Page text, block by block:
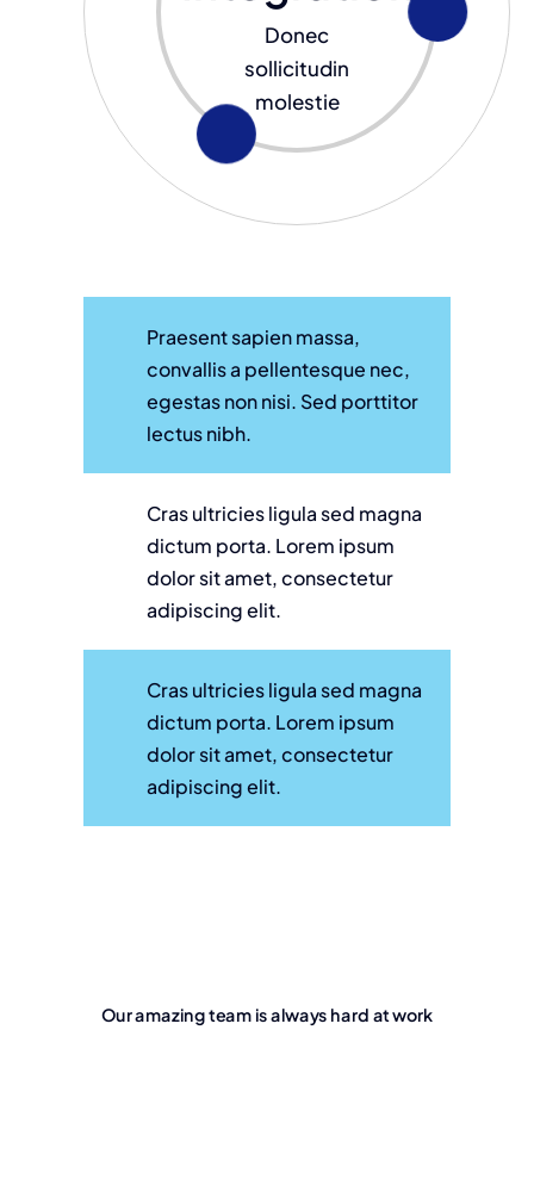
Donec
sollicitudin
molestie
Praesent sapien massa,
convallis a pellentesque nec,
egestas non nisi. Sed porttitor
lectus nibh.
Cras ultricies ligula sed magna
dictum porta. Lorem ipsum
dolor sit amet, consectetur
adipiscing elit.
Cras ultricies ligula sed magna
dictum porta. Lorem ipsum
dolor sit amet, consectetur
adipiscing elit.
our amazing team is always hard at work